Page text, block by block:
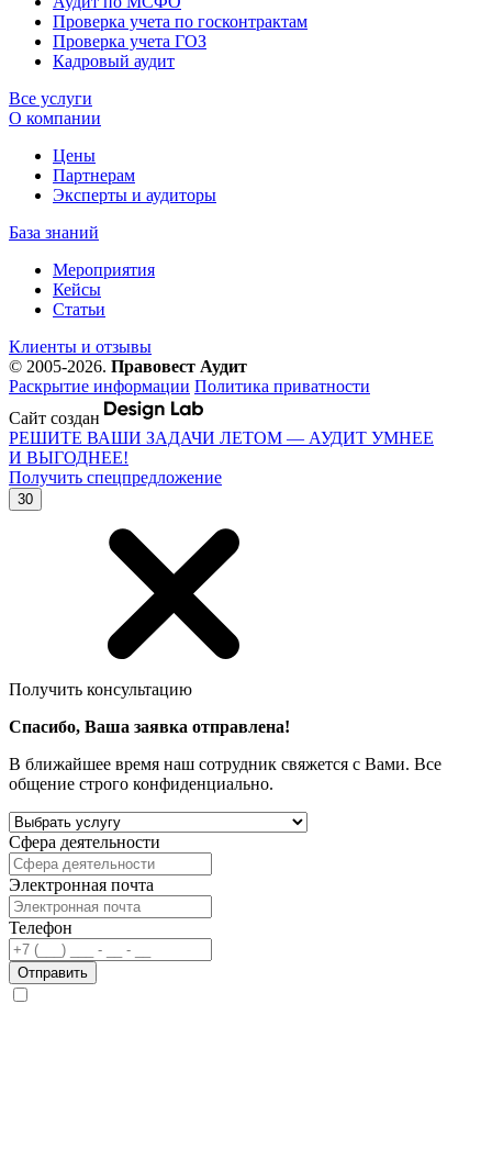
Проверка учета по госконтрактам
Проверка учета ГОЗ
Кадровый аудит
Все услуги
О компании
Цены
Партнерам
Эксперты и аудиторы
База знаний
Мероприятия
Кейсы
Статьи
Клиенты и отзывы
© 2005-2026. Правовест Аудит
Раскрытие информации Политика приватности
Сайт создан
РЕШИТЕ ВАШИ ЗАДАЧИ ЛЕТОМ — АУДИТ УМНЕЕ
И ВЫГОДНЕЕ!
Получить спецпредложение
30
Получить консультацию
Спасибо, Ваша заявка отправлена!
В ближайшее время наш сотрудник свяжется с Вами. Все
общение строго конфиденциально.
Сфера деятельности
Электронная почта
Телефон
Отправить